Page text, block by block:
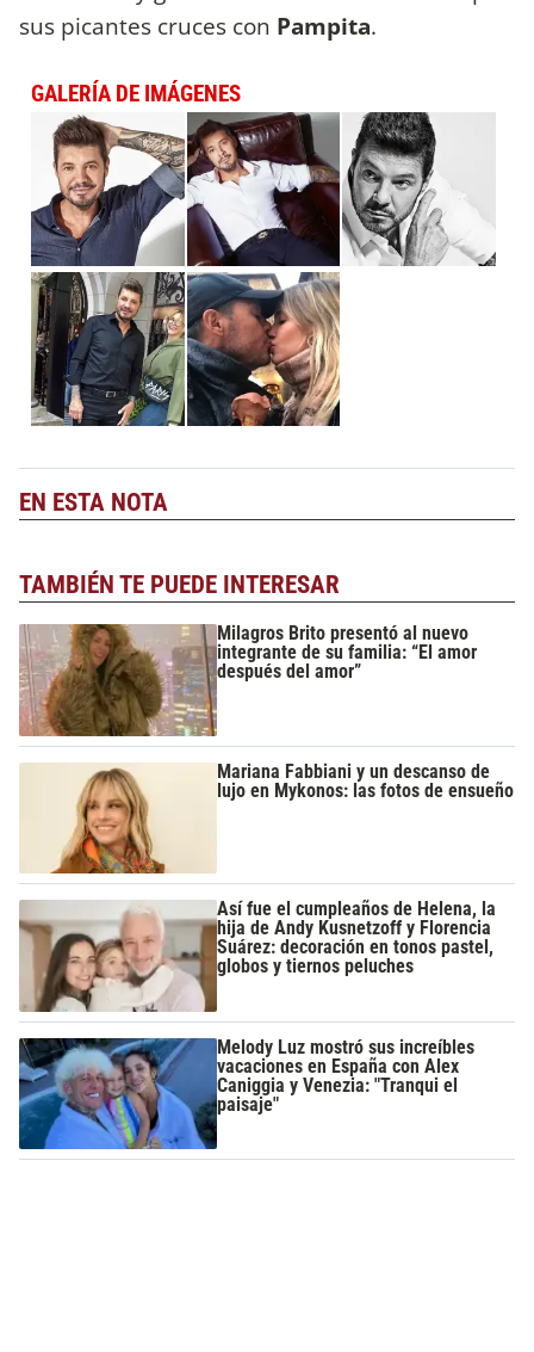
sus picantes cruces con Pampita.
GALERÍA DE IMÁGENES
EN ESTA NOTA
TAMBIÉN TE PUEDE INTERESAR
Milagros Brito presentó al nuevo
integrante de su familia: “El amor
después del amor”
Mariana Fabbiani y un descanso de
lujo en Mykonos: las fotos de ensueño
Así fue el cumpleaños de Helena, la
hija de Andy Kusnetzoff y Florencia
Suárez: decoración en tonos pastel,
globos y tiernos peluches
Melody Luz mostró sus increíbles
vacaciones en España con Alex
Caniggia y Venezia: "Tranqui el
paisaje"